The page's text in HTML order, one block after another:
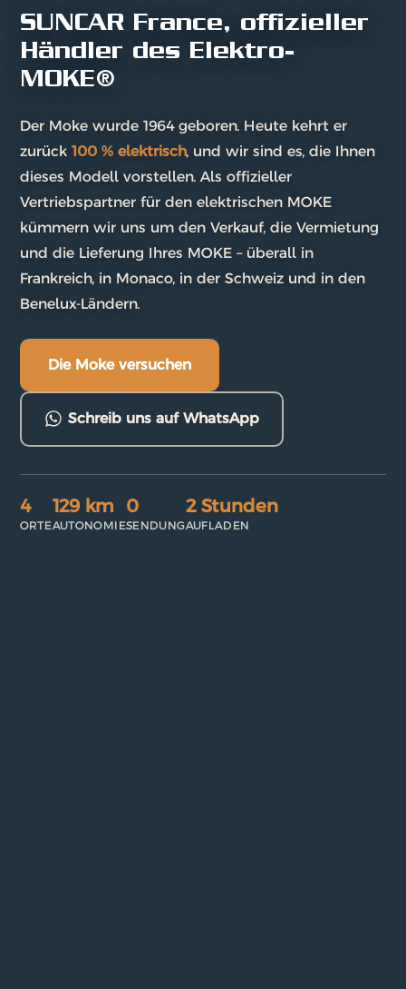
SUNCAR France, offizieller
Händler des Elektro-
MOKE®
Der Moke wurde 1964 geboren. Heute kehrt er
zurück 100 % elektrisch, und wir sind es, die Ihnen
dieses Modell vorstellen. Als offizieller
Vertriebspartner für den elektrischen MOKE
kümmern wir uns um den Verkauf, die Vermietung
und die Lieferung Ihres MOKE – überall in
Frankreich, in Monaco, in der Schweiz und in den
Benelux-Ländern.
Die Moke versuchen
Schreib uns auf WhatsApp
4
ORTE
129 km
AUTONOMIE
0
SENDUNG
2 Stunden
AUFLADEN